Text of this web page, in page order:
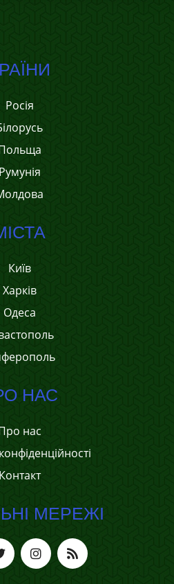
Росія
Румунія
Київ
Харків
Одеса
НАС
нас
Контакт
МЕРЕЖІ